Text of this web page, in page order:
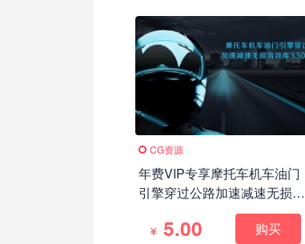
CG资源
年费VIP专享摩托车机车油门
引擎穿过公路加速减速无损音
5.00 购买